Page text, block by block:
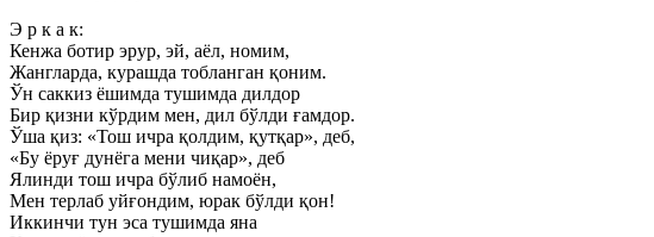
Э р к а к:
Кенжа ботир эрур, эй, аёл, номим,
Жангларда, курашда тобланган қоним.
Ўн саккиз ёшимда тушимда дилдор
Бир қизни кўрдим мен, дил бўлди ғамдор.
Ўша қиз: «Тош ичра қолдим, қутқар», деб,
«Бу ёруғ дунёга мени чиқар», деб
Ялинди тош ичра бўлиб намоён,
Мен терлаб уйғондим, юрак бўлди қон!
Иккинчи тун эса тушимда яна